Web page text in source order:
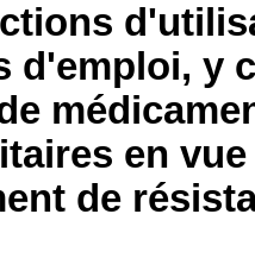
d'emploi, y
en
de